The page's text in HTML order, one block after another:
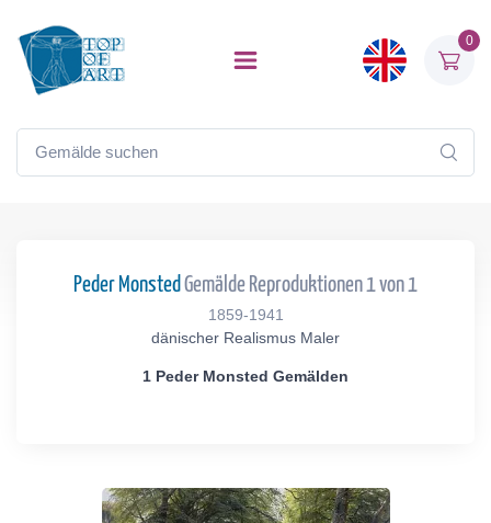
0
Peder MonstedGemälde Reproduktionen 1 von 1
1859-1941
dänischer Realismus Maler
1 Peder Monsted Gemälden